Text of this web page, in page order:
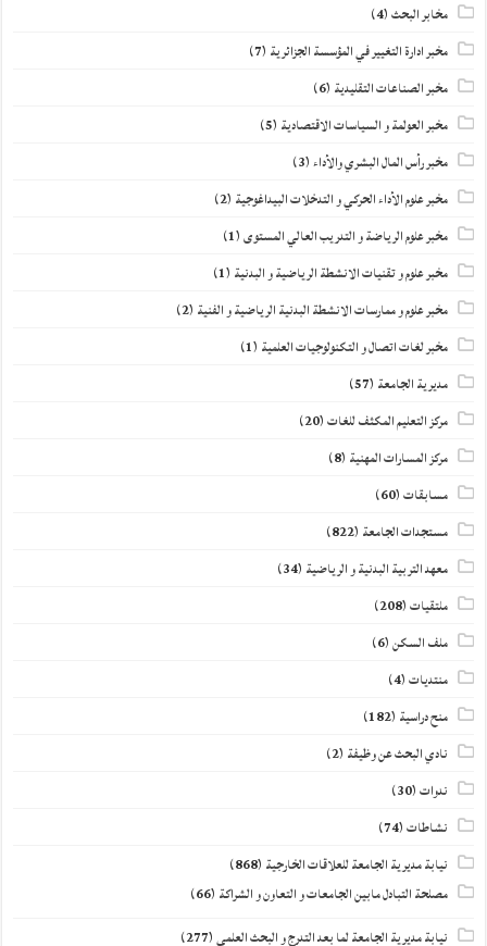
مخابر البحث(4)
مخبر ادارة التغيير في المؤسسة الجزائرية (7)
مخبر الصناعات التقليدية (6)
مخبر العولمة و السياسات الاقتصادية (5)
مخبر رأس المال البشري والأداء(3)
مخبر علوم الأداء الحركي و التدخلات البيداغوجية (2)
مخبر علوم الرياضة و التدريب العالي المستوى(1)
مخبر علوم و تقنيات الانشطة الرياضية و البدنية (1)
مخبر علوم و ممارسات الانشطة البدنية الرياضية و الفنية (2)
مخبر لغات اتصال و التكنولوجيات العلمية (1)
مديرية الجامعة (57)
مركز التعليم المكثف للغات(20)
مركز المسارات المهنية (8)
مسابقات(60)
مستجدات الجامعة (822)
معهد التربية البدنية و الرياضية (34)
ملتقيات(208)
ملف السكن(6)
منتديات(4)
منح دراسية (182)
نادي البحث عن وظيفة (2)
ندوات(30)
نشاطات(74)
نيابة مديرية الجامعة للعلاقات الخارجية (868)
مصلحة التبادل مابين الجامعات و التعاون و الشراكة (66)
نيابة مديرية الجامعة لما بعد التدرج و البحث العلمي(277)